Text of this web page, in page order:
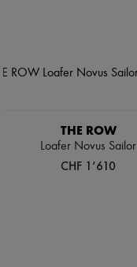
THE ROW
Loafer Novus Sailor
CHF 1’610